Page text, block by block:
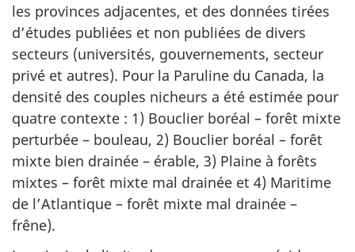
les provinces adjacentes, et des données tirées
d’études publiées et non publiées de divers
secteurs (universités, gouvernements, secteur
privé et autres). Pour la Paruline du Canada, la
densité des couples nicheurs a été estimée pour
quatre contexte : 1) Bouclier boréal – forêt mixte
perturbée – bouleau, 2) Bouclier boréal – forêt
mixte bien drainée – érable, 3) Plaine à forêts
mixtes – forêt mixte mal drainée et 4) Maritime
de l’Atlantique – forêt mixte mal drainée –
frêne).